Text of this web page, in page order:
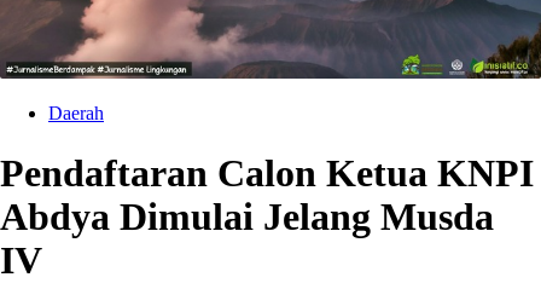
Daerah
Pendaftaran Calon Ketua KNPI
Abdya Dimulai Jelang Musda
IV